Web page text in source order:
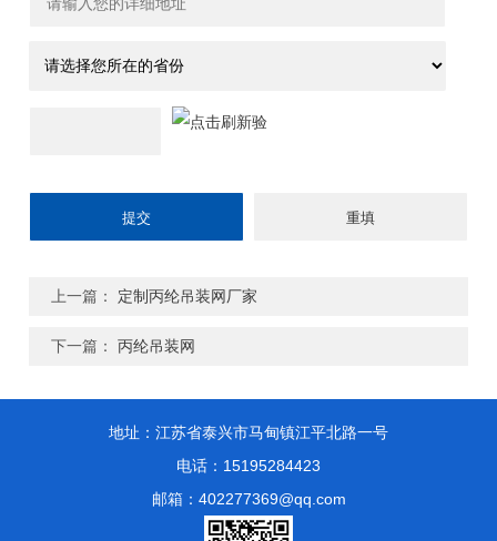
上一篇： 定制丙纶吊装网厂家
下一篇：丙纶吊装网
地址：江苏省泰兴市马甸镇江平北路一号
电话：15195284423
邮箱：402277369@qq.com